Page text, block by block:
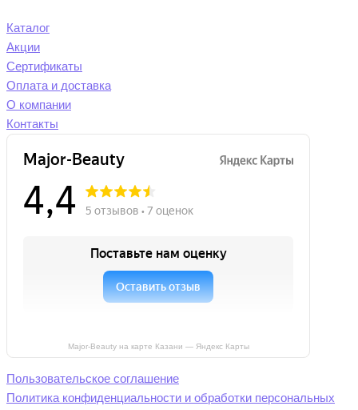
Каталог
Акции
Сертификаты
Оплата и доставка
О компании
Контакты
Major-Beauty на карте Казани — Яндекс Карты
Пользовательское соглашение
Политика конфиденциальности и обработки персональных